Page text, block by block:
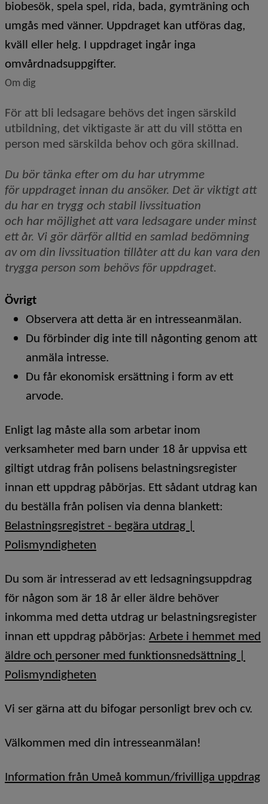
biobesök, spela spel, rida, bada, gymträning och
umgås med vänner. Uppdraget kan utföras dag,
kväll eller helg. I uppdraget ingår inga
omvårdnadsuppgifter.
Om dig
För att bli ledsagare behövs det ingen särskild
utbildning, det viktigaste är att du vill stötta en
person med särskilda behov och göra skillnad.
Du bör tänka efter om du har utrymme
för uppdraget innan du ansöker. Det är viktigt att
du har en trygg och stabil livssituation
och har möjlighet att vara ledsagare under minst
ett år. Vi gör därför alltid en samlad bedömning
av om din livssituation tillåter att du kan vara den
trygga person som behövs för uppdraget.
Övrigt
Observera att detta är en intresseanmälan.
Du förbinder dig inte till någonting genom att
anmäla intresse.
Du får ekonomisk ersättning i form avett
arvode.
Enligt lag måste alla som arbetar inom
verksamheter med barn under 18 år uppvisa ett
giltigt utdrag från polisens belastningsregister
innan ett uppdrag påbörjas. Ett sådant utdrag kan
du beställa från polisen via denna blankett:
Belastningsregistret - begära utdrag |
Polismyndigheten
Du som är intresserad av ett ledsagningsuppdrag
för någon som är 18 år eller äldre behöver
inkomma med detta utdrag ur belastningsregister
innan ett uppdrag påbörjas: Arbete i hemmet med
äldre och personer med funktionsnedsättning |
Polismyndigheten
Vi ser gärna att du bifogar personligt brev och cv.
Välkommen med din intresseanmälan!
Information från Umeå kommun/frivilliga uppdrag